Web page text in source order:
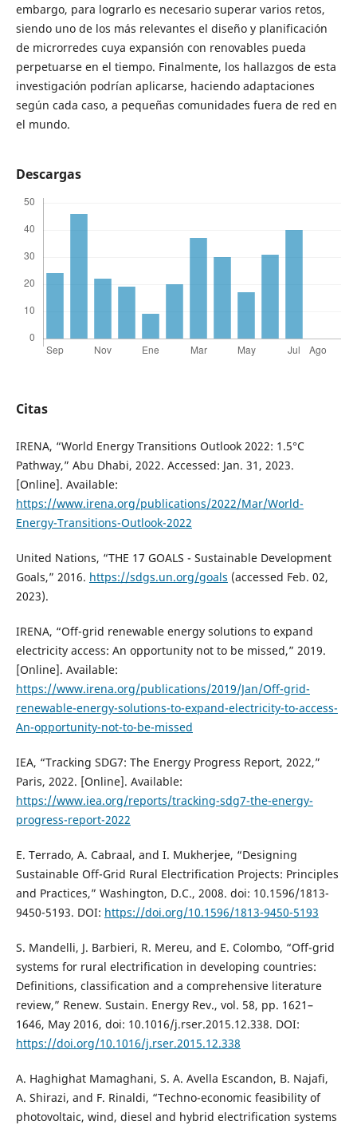
embargo, para lograrlo es necesario superar varios retos,
siendo uno de los más relevantes el diseño y planificación
de microrredes cuya expansión con renovables pueda
perpetuarse en el tiempo. Finalmente, los hallazgos de esta
investigación podrían aplicarse, haciendo adaptaciones
según cada caso, a pequeñas comunidades fuera de red en
el mundo.
Descargas
Citas
IRENA, “World Energy Transitions Outlook 2022: 1.5°C
Pathway,” Abu Dhabi, 2022. Accessed: Jan. 31, 2023.
[Online]. Available:
https://www.irena.org/publications/2022/Mar/World-
Energy-Transitions-Outlook-2022
United Nations, “THE 17 GOALS - Sustainable Development
Goals,” 2016. https://sdgs.un.org/goals (accessed Feb. 02,
2023).
IRENA, “Off-grid renewable energy solutions to expand
electricity access: An opportunity not to be missed,” 2019.
[Online]. Available:
https://www.irena.org/publications/2019/Jan/Off-grid-
renewable-energy-solutions-to-expand-electricity-to-access-
An-opportunity-not-to-be-missed
IEA, “Tracking SDG7: The Energy Progress Report, 2022,”
Paris, 2022. [Online]. Available:
https://www.iea.org/reports/tracking-sdg7-the-energy-
progress-report-2022
E. Terrado, A. Cabraal, and I. Mukherjee, “Designing
Sustainable Off-Grid Rural Electrification Projects: Principles
and Practices,” Washington, D.C., 2008. doi: 10.1596/1813-
9450-5193. DOI: https://doi.org/10.1596/1813-9450-5193
S. Mandelli, J. Barbieri, R. Mereu, and E. Colombo, “Off-grid
systems for rural electrification in developing countries:
Definitions, classification and a comprehensive literature
review,” Renew. Sustain. Energy Rev., vol. 58, pp. 1621–
1646, May 2016, doi: 10.1016/j.rser.2015.12.338. DOI:
https://doi.org/10.1016/j.rser.2015.12.338
A. Haghighat Mamaghani, S. A. Avella Escandon, B. Najafi,
A. Shirazi, and F. Rinaldi, “Techno-economic feasibility of
photovoltaic, wind, diesel and hybrid electrification systems